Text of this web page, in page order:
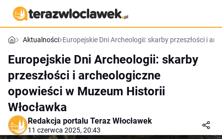
Aktualności Europejskie Dni Archeologii: skarby przeszłości i
Europejskie Dni Archeologii: skarby
przeszłości i archeologiczne
opowieści w Muzeum Historii
Włocławka
Redakcja portalu Teraz Włocławek
11 czerwca 2025, 20:43